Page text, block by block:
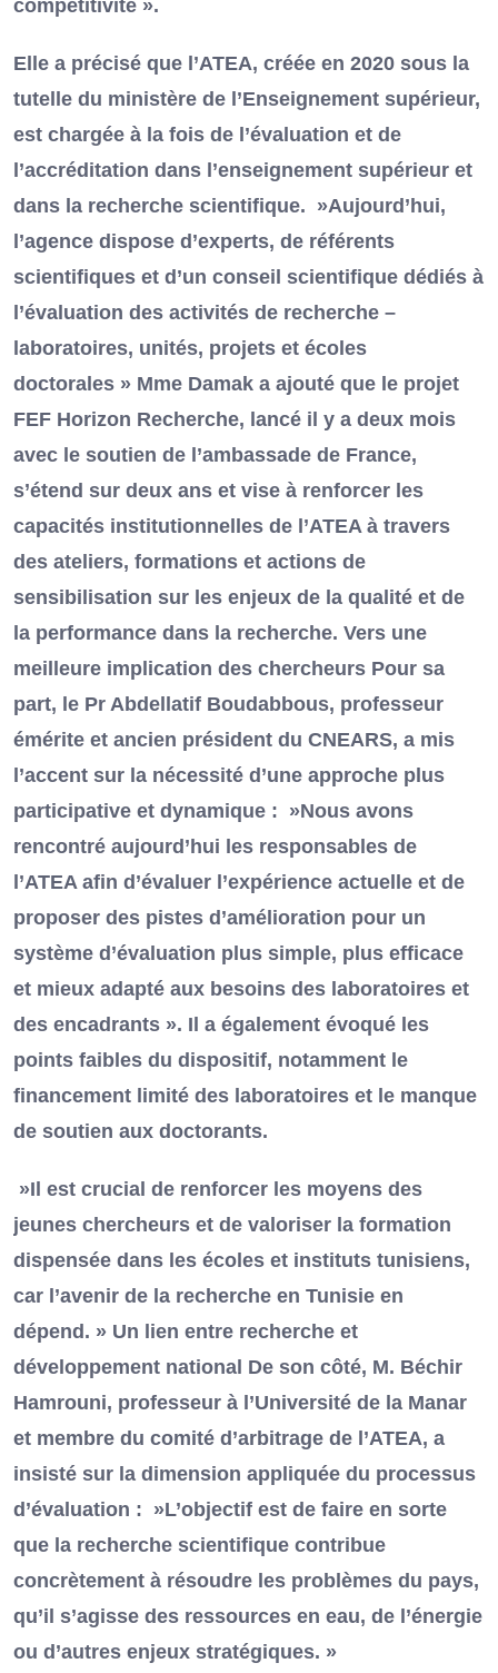
compétitivité ».
Elle a précisé que l’ATEA, créée en 2020 sous la
tutelle du ministère de l’Enseignement supérieur,
est chargée à la fois de l’évaluation et de
l’accréditation dans l’enseignement supérieur et
dans la recherche scientifique. »Aujourd’hui,
l’agence dispose d’experts, de référents
scientifiques et d’un conseil scientifique dédiés à
l’évaluation des activités de recherche –
laboratoires, unités, projets et écoles
doctorales » Mme Damak a ajouté que le projet
FEF Horizon Recherche, lancé il y a deux mois
avec le soutien de l’ambassade de France,
s’étend sur deux ans et vise à renforcer les
capacités institutionnelles de l’ATEA à travers
des ateliers, formations et actions de
sensibilisation sur les enjeux de la qualité et de
la performance dans la recherche. Vers une
meilleure implication des chercheurs Pour sa
part, le Pr Abdellatif Boudabbous, professeur
émérite et ancien président du CNEARS, a mis
l’accent sur la nécessité d’une approche plus
participative et dynamique : »Nous avons
rencontré aujourd’hui les responsables de
l’ATEA afin d’évaluer l’expérience actuelle et de
proposer des pistes d’amélioration pour un
système d’évaluation plus simple, plus efficace
et mieux adapté aux besoins des laboratoires et
des encadrants ». Il a également évoqué les
points faibles du dispositif, notamment le
financement limité des laboratoires et le manque
de soutien aux doctorants.
»Il est crucial de renforcer les moyens des
jeunes chercheurs et de valoriser la formation
dispensée dans les écoles et instituts tunisiens,
car l’avenir de la recherche en Tunisie en
dépend. » Un lien entre recherche et
développement national De son côté, M. Béchir
Hamrouni, professeur à l’Université de la Manar
et membre du comité d’arbitrage de l’ATEA, a
insisté sur la dimension appliquée du processus
d’évaluation : »L’objectif est de faire en sorte
que la recherche scientifique contribue
concrètement à résoudre les problèmes du pays,
qu’il s’agisse des ressources en eau, de l’énergie
ou d’autres enjeux stratégiques. »